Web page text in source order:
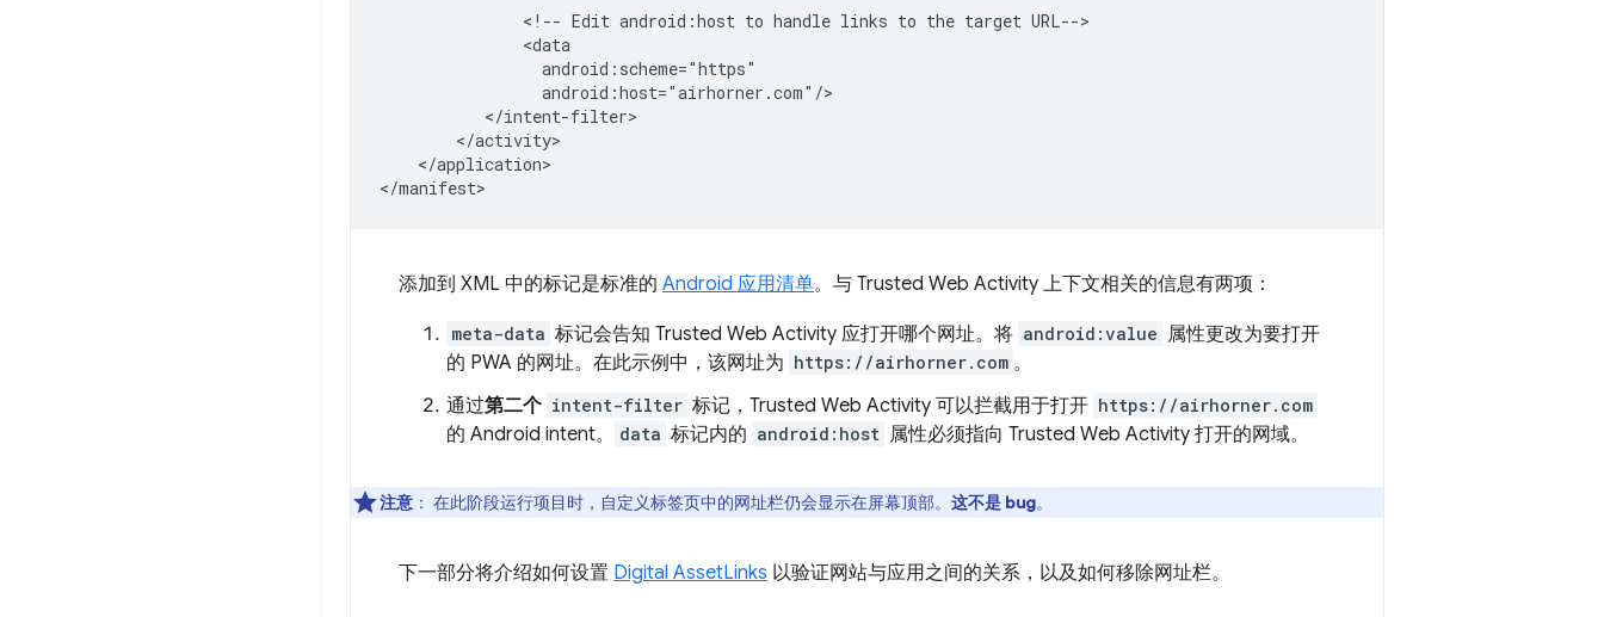
<!-- Edit android:host to handle links to the target
</application>
添加到 XML 中的标记是标准的 Android 应用清单。与 Trusted Web Activity 上下文相关的信息有两项：
meta-data 标记会告知 Trusted Web Activity 应打开哪个网址。将 android:value 属性更改为要打开
的 PWA 的网址。在此示例中，该网址为 https://airhorner.com 。
通过第二个 intent-filter 标记，Trusted Web Activity 可以拦截用于打开 https://airhorner.com
的 Android intent。 data 标记内的 android:host 属性必须指向 Trusted Web Activity 打开的网域。
注意 ： 在此阶段运行项目时，自定义标签页中的网址栏仍会显示在屏幕顶部。 这不是 bug。
下一部分将介绍如何设置 Digital AssetLinks 以验证网站与应用之间的关系，以及如何移除网址栏。